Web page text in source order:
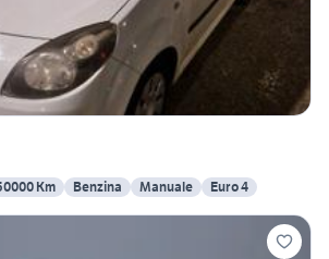
Km Benzina Manuale Euro 4